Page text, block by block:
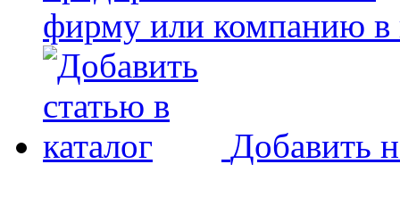
фирму или компанию в
Добавить